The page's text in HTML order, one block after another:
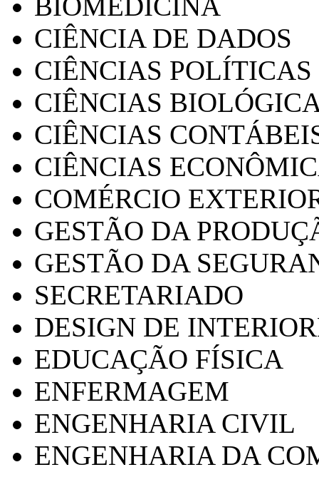
CIÊNCIA DE DADOS
CIÊNCIAS POLÍTICAS
CIÊNCIAS
CIÊNCIAS
CIÊNCIAS
COMÉRCIO
GESTÃO DA
GESTÃO DA
SECRETARIADO
DESIGN DE
EDUCAÇÃO FÍSICA
ENFERMAGEM
ENGENHARIA CIVIL
ENGENHARIA DA